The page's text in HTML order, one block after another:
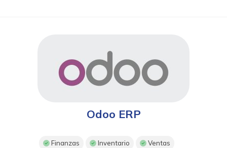
Odoo ERP
Finanzas Inventario Ventas